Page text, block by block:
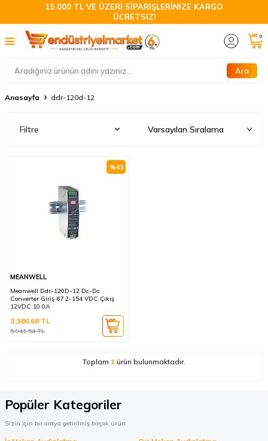
15.000 TL VE ÜZERİ SİPARİŞLERİNİZE KARGO
ÜCRETSİZ!
Ara
0
Anasayfa ddr-120d-12
Filtre
%43
MEANWELL
Meanwell Ddr-120D-12 Dc-Dc
Converter Giriş 67.2-154 VDC Çıkış
12VDC 10.0A
5.941,54TL
3.386,68TL
Toplam 1 ürün bulunmaktadır.
Popüler Kategoriler
Sizin için bir araya getirilmiş birçok ürün